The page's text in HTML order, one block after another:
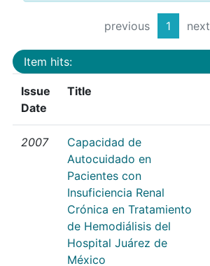
previous 1 next
Item hits:
Issue
Date
Title
2007
Capacidad de
Autocuidado en
Pacientes con
Insuficiencia Renal
Crónica en Tratamiento
de Hemodiálisis del
Hospital Juárez de
México